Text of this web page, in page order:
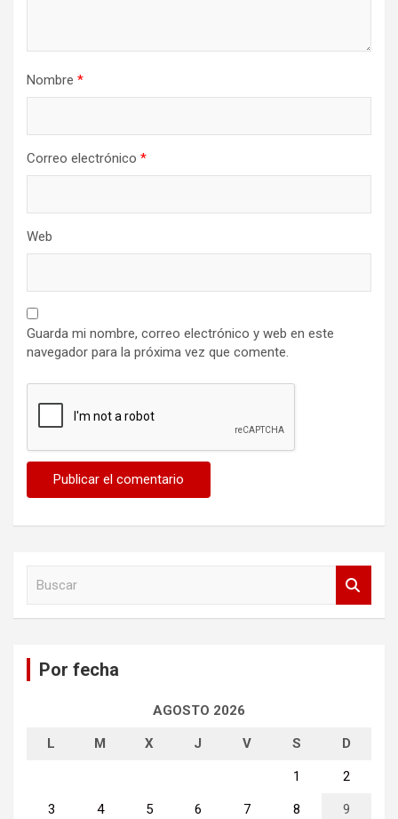
Nombre *
Correo electrónico *
Web
Guarda mi nombre, correo electrónico y web en este
navegador para la próxima vez que comente.
Por fecha
AGOSTO 2026
L M X J V S D
1 2
3 4 5 6 7 8 9